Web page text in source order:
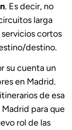
. Es decir, no
larga
cortos
destino.
su cuenta un
en Madrid.
de esa
para que
rol de las